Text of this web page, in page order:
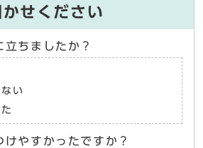
せください
立ちましたか？
い
けやすかったですか？